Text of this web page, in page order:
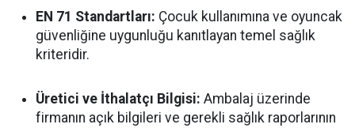
EN 71 Standartları: Çocuk kullanımına ve oyuncak
güvenliğine uygunluğu kanıtlayan temel sağlık
kriteridir.
Üretici ve İthalatçı Bilgisi: Ambalaj üzerinde
firmanın açık bilgileri ve gerekli sağlık raporlarının